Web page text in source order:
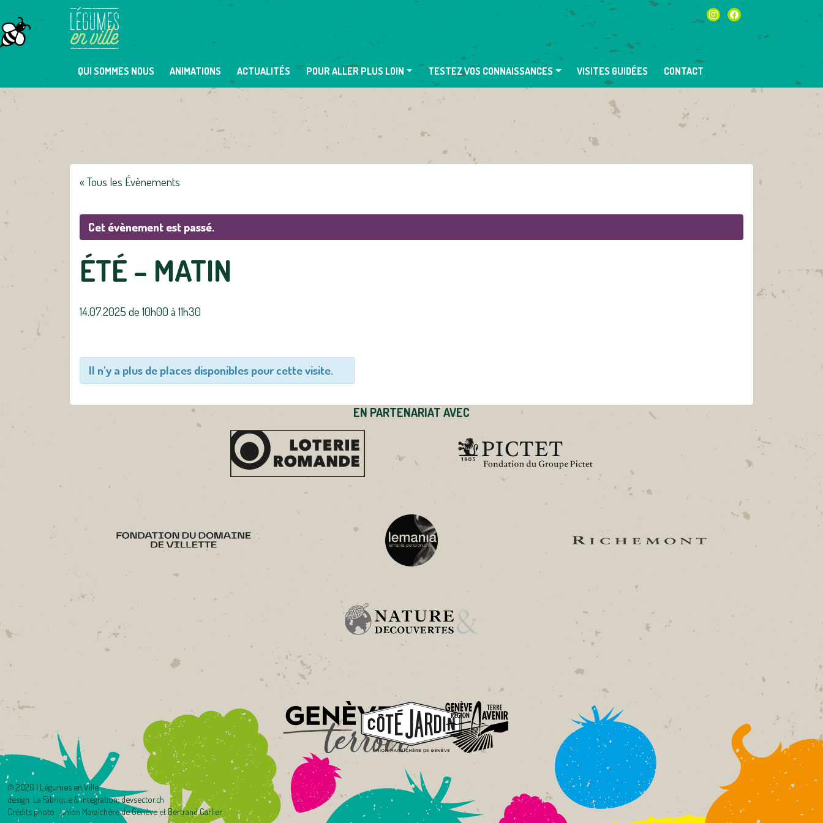
to
content
instagramfacebook
QUI SOMMES NOUS ANIMATIONS ACTUALITÉS POUR ALLER PLUS LOIN TESTEZ VOS CONNAISSANCES VISITES GUIDÉES CONTACT
« Tous les Évènements
Cet évènement est passé.
ÉTÉ – MATIN
14.07.2025 de 10h00 à 11h30
Il n'y a plus de places disponibles pour cette visite.
EN PARTENARIAT AVEC
© 2026 | Légumes en Ville
design: La Fabrique& integration:devsector.ch
Crédits photo : Union Maraîchère de Genève et Bertrand Carlier